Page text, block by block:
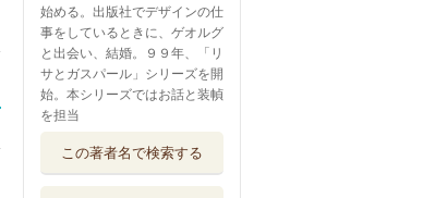
始める。出版社でデザインの仕
事をしているときに、ゲオルグ
と出会い、結婚。９９年、「リ
サとガスパール」シリーズを開
始。本シリーズではお話と装幀
を担当
この著者名で検索する
を！